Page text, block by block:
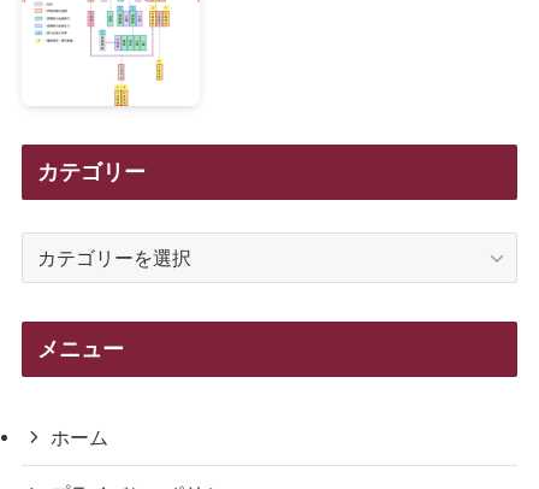
カテゴリー
メニュー
ホーム